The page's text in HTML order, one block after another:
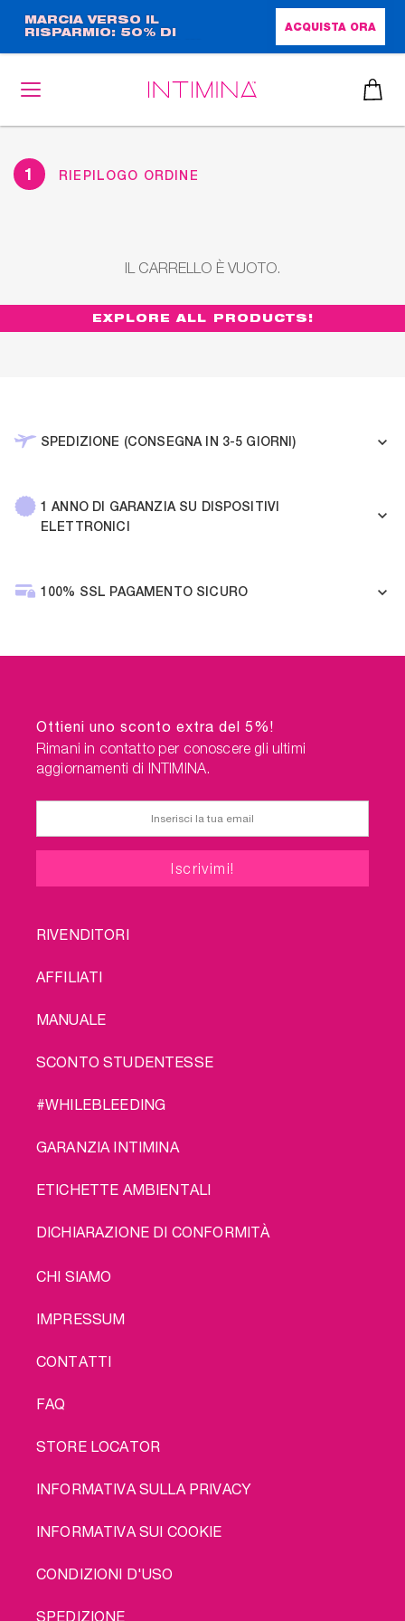
contenuto
principale
MARCIA VERSO IL
RISPARMIO: 50% DI
FORMATO COMPLETO!!
ACQUISTA ORA
1 RIEPILOGO ORDINE
IL CARRELLO È VUOTO.
EXPLORE ALL PRODUCTS!
SPEDIZIONE (CONSEGNA IN 3-5 GIORNI)
1 ANNO DI GARANZIA SU DISPOSITIVI
ELETTRONICI
100% SSL PAGAMENTO SICURO
Ottieni uno sconto extra del 5%!
Rimani in contatto per conoscere gli ultimi
aggiornamenti di INTIMINA.
FOOTER
RIVENDITORI
AFFILIATI
MANUALE
SCONTO STUDENTESSE
#WHILEBLEEDING
GARANZIA INTIMINA
ETICHETTE AMBIENTALI
DICHIARAZIONE DI CONFORMITÀ
LEGAL
CHI SIAMO
IMPRESSUM
CONTATTI
FAQ
STORE LOCATOR
INFORMATIVA SULLA PRIVACY
INFORMATIVA SUI COOKIE
CONDIZIONI D'USO
SPEDIZIONE